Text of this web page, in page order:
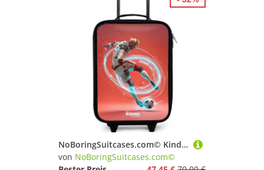
NoBoringSuitcases.com© Kinderkoffer mit leuchtende Räder - Fußball - Junge - Rot - Lichtkreis, 2 Rollen, Kinder Koffer Klein, Trolley Handgepäck, Reisekoffer
von NoBoringSuitcases.com©